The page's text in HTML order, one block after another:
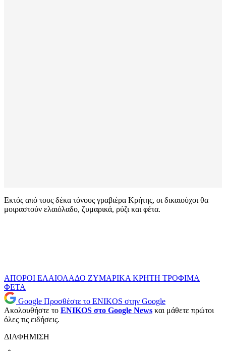
Εκτός από τους δέκα τόνους γραβιέρα Κρήτης, οι δικαιούχοι θα
μοιραστούν ελαιόλαδο, ζυμαρικά, ρύζι και φέτα.
ΑΠΟΡΟΙ ΕΛΑΙΟΛΑΔΟ ΖΥΜΑΡΙΚΑ ΚΡΗΤΗ ΤΡΟΦΙΜΑ
ΦΕΤΑ
Google Προσθέστε το ENIKOS στην Google
Ακολουθήστε το ENIKOS στο Google News και μάθετε πρώτοι
όλες τις ειδήσεις.
ΔΙΑΦΗΜΙΣΗ